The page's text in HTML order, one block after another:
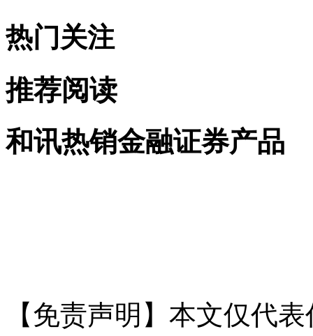
热门关注
推荐阅读
和讯热销金融证券产品
【免责声明】本文仅代